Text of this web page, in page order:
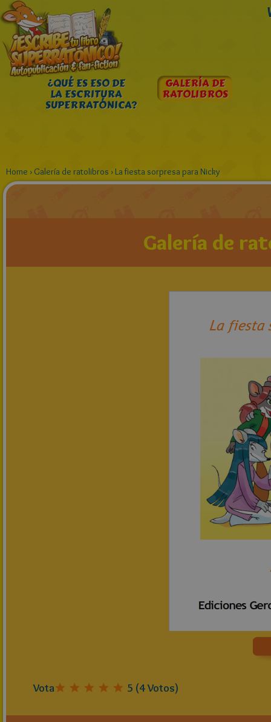
¿QUÉ ES ESO DE
LA ESCRITURA
SUPERRATÓNICA?
GALERÍA DE
RATOLIBROS
Home › Galería de ratolibros › La fiesta sorpresa para Nicky
Galería de
Vota 5 (4Votos)